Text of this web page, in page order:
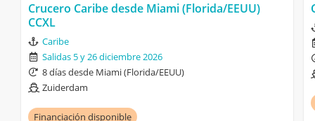
Crucero Caribe desde Miami (Florida/EEUU)
CCXL
Caribe
Salidas 5 y 26 diciembre 2026
8 días desde Miami (Florida/EEUU)
Zuiderdam
Financiación disponible